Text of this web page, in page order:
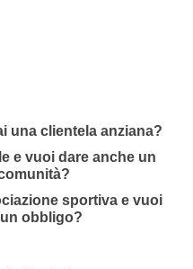
una clientela anziana?
e vuoi dare anche un
sportiva e vuoi
obbligo?